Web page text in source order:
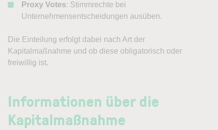
Proxy Votes: Stimmrechte bei
Unternehmensentscheidungen ausüben.
Die Einteilung erfolgt dabei nach Art der
Kapitalmaßnahme und ob diese obligatorisch oder
freiwillig ist.
Informationen über die
Kapitalmaßnahme